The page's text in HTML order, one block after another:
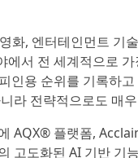
화, 엔터테인먼트 기
에서 전 세계적으로
인용 순위를 기록하
라 전략적으로도 매
AQX® 플랫폼,
고도화된 AI 기반 기